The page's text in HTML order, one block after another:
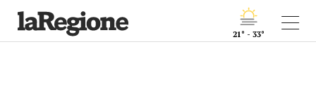
21° - 33°